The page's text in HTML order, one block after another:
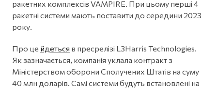
ракетних комплексів VAMPIRE. При цьому перші 4
ракетні системи мають поставити до середини 2023
року.
Про це йдеться в пресрелізі L3Harris Technologies.
Як зазначається, компанія уклала контракт з
Міністерством оборони Сполучених Штатів на суму
40 млн доларів. Самі системи будуть встановлені на